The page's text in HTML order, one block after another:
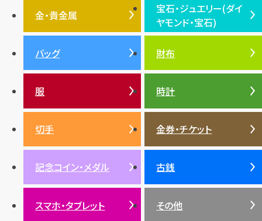
エルメス ダイヤモンド ルイ・ヴィトン 豆知識 カルティエ
投資 金地金 金価格・相場 グッチ 買取 プラダ
ティファニー
金貨 ブルガリ
バッグ
アメジスト
バレンシアガ
ルビー 陶磁器・ガラス ブレゲ SDGs
金・貴金属
金・貴金属TOP
プラチナ
銀・シルバー
宝石・ジュエリー(ダイ
ヤモンド・宝石)
宝石・ジュエリー(ダイヤモ
ンド・宝石)TOP
ダイヤモンド
エメラルド
ルビー
サファイア
パール
サンゴ
ヒスイ
バッグ 財布
服 時計
切手 金券・チケット
記念コイン・メダル 古銭
スマホ・タブレット その他